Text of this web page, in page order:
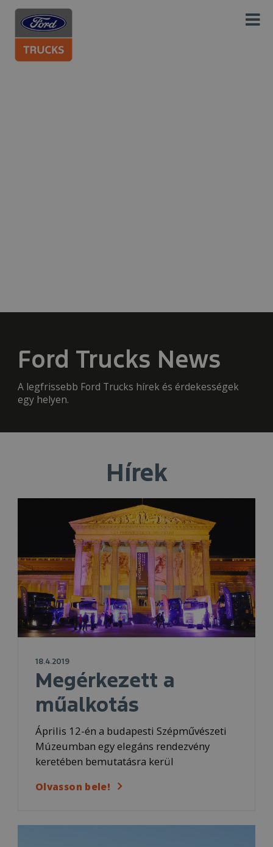
Ford Trucks News
A legfrissebb Ford Trucks hírek és érdekességek
egy helyen.
Hírek
18.4.2019
Megérkezett a
műalkotás
Április 12-én a budapesti Szépművészeti
Múzeumban egy elegáns rendezvény
keretében bemutatásra kerül
Olvasson bele!